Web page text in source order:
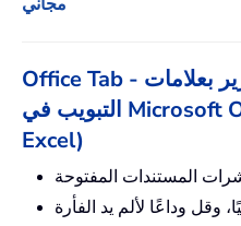
Office Tab - تمكين القراءة والتحرير بعلامات
التبويب في Microsoft Office (بما في ذلك
Excel)